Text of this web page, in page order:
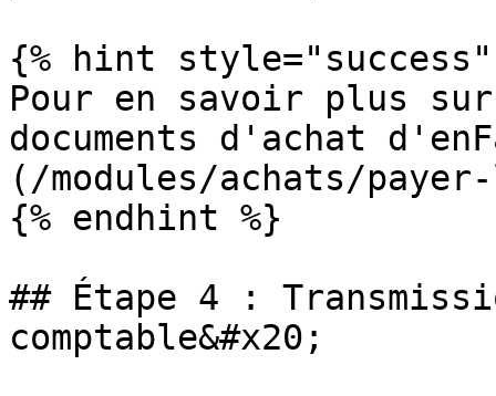
{% hint style="success"
Pour en savoir plus
documents d'achat
(/modules/achats/
{% endhint %}
## Étape 4 :
comptable&#x20;